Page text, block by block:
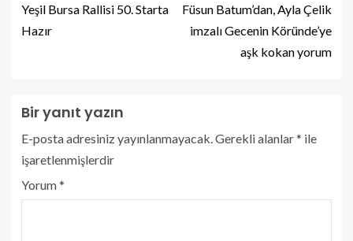
Yeşil Bursa Rallisi 50. Starta
Hazır
Füsun Batum’dan, Ayla Çelik
imzalı Gecenin Köründe’ye
aşk kokan yorum
Bir yanıt yazın
E-posta adresiniz yayınlanmayacak. Gerekli alanlar* ile
işaretlenmişlerdir
Yorum*